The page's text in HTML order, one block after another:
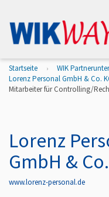
Startseite
WIK
Lorenz Personal GmbH & Co.
Mitarbeiter für Controlling/
Lorenz
GmbH &
www.lorenz-personal.de